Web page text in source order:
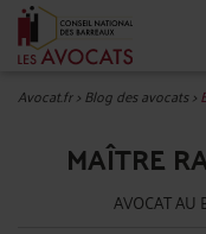
Avocat.fr>Blog des avocats>
MAÎTRE
AVOCAT AU